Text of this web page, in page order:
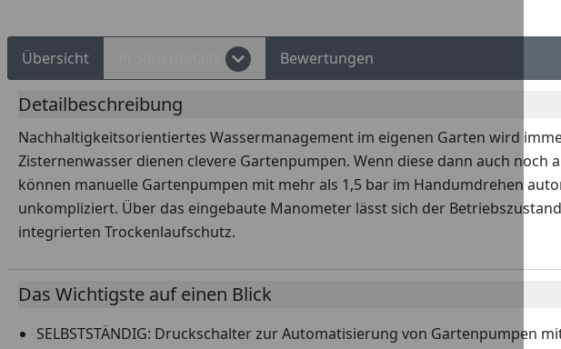
Übersicht Bewertungen
Detailbeschreibung
Nachhaltigkeitsorientiertes Wassermanagement im eigenen Garten wird
Zisternenwasser dienen clevere Gartenpumpen. Wenn diese dann auch
können manuelle Gartenpumpen mit mehr als 1,5 bar im Handumdrehen
unkompliziert. Über das eingebaute Manometer lässt sich der
integrierten Trockenlaufschutz.
Das Wichtigste auf einen Blick
SELBSTSTÄNDIG: Druckschalter zur Automatisierung von Gartenpumpen